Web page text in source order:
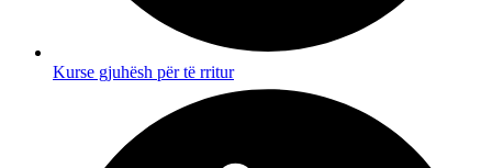
Kurse gjuhësh për të rritur